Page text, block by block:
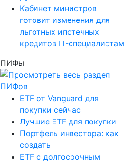
Кабинет министров
готовит изменения для
льготных ипотечных
кредитов IT-специалистам
ПИФы
ETF от Vanguard для
покупки сейчас
Лучшие ETF для покупки
Портфель инвестора: как
создать
ETF с долгосрочным